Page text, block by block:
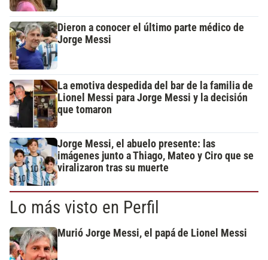
Dieron a conocer el último parte médico de
Jorge Messi
La emotiva despedida del bar de la familia de
Lionel Messi para Jorge Messi y la decisión
que tomaron
Jorge Messi, el abuelo presente: las
imágenes junto a Thiago, Mateo y Ciro que se
viralizaron tras su muerte
Lo más visto en Perfil
Murió Jorge Messi, el papá de Lionel Messi